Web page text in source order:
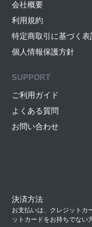
会社概要
利用規約
特定商取引に基づく表
個人情報保護方針
SUPPORT
ご利用ガイド
よくある質問
お問い合わせ
決済方法
お支払いは、クレジットカ
ットカードをお持ちでない